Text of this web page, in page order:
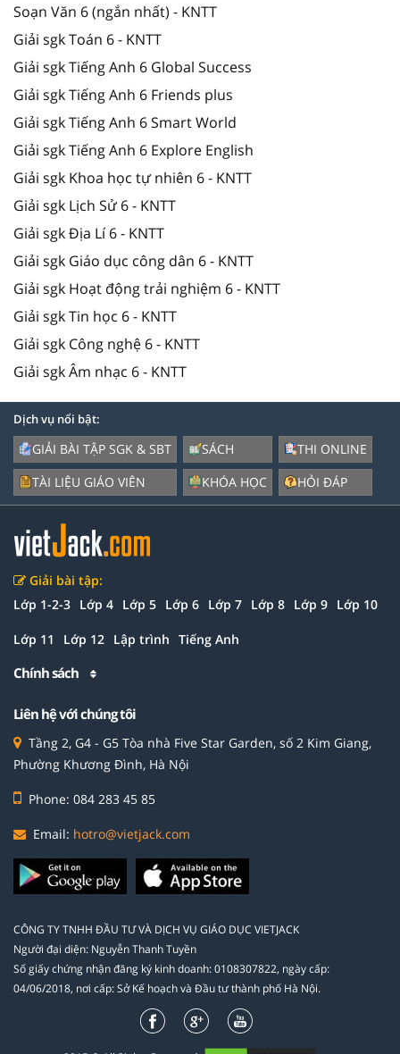
Soạn Văn 6 (ngắn nhất) - KNTT
Giải sgk Toán 6 - KNTT
Giải sgk Tiếng Anh 6 Global Success
Giải sgk Tiếng Anh 6 Friends plus
Giải sgk Tiếng Anh 6 Smart World
Giải sgk Tiếng Anh 6 Explore English
Giải sgk Khoa học tự nhiên 6 - KNTT
Giải sgk Lịch Sử 6 - KNTT
Giải sgk Địa Lí 6 - KNTT
Giải sgk Giáo dục công dân 6 - KNTT
Giải sgk Hoạt động trải nghiệm 6 - KNTT
Giải sgk Tin học 6 - KNTT
Giải sgk Công nghệ 6 - KNTT
Giải sgk Âm nhạc 6 - KNTT
Dịch vụ nổi bật:
GIẢI BÀI TẬP SGK & SBT
TÀI LIỆU GIÁO VIÊN
SÁCH
KHÓA HỌC
THI ONLINE
HỎI ĐÁP
Giải bài tập:
Lớp 1-2-3 Lớp 4 Lớp 5 Lớp 6 Lớp 7 Lớp 8 Lớp 9 Lớp 10
Lớp 11 Lớp 12 Lập trình Tiếng Anh
Chính sách
Liên hệ với chúng tôi
Tầng 2, G4 - G5 Tòa nhà Five Star Garden, số 2 Kim Giang,
Phường Khương Đình, Hà Nội
Phone: 084 283 45 85
Email: hotro@vietjack.com
CÔNG TY TNHH ĐẦU TƯ VÀ DỊCH VỤ GIÁO DỤC VIETJACK
Người đại diện: Nguyễn Thanh Tuyền
Số giấy chứng nhận đăng ký kinh doanh: 0108307822, ngày cấp:
04/06/2018, nơi cấp: Sở Kế hoạch và Đầu tư thành phố Hà Nội.